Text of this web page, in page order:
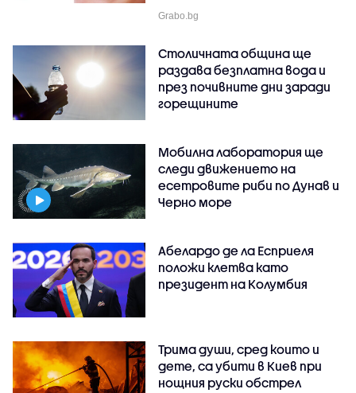
Grabo.bg
Столичната община ще
раздава безплатна вода и
през почивните дни заради
горещините
Мобилна лаборатория ще
следи движението на
есетровите риби по Дунав и
Черно море
Абелардо де ла Есприеля
положи клетва като
президент на Колумбия
Трима души, сред които и
дете, са убити в Киев при
нощния руски обстрел